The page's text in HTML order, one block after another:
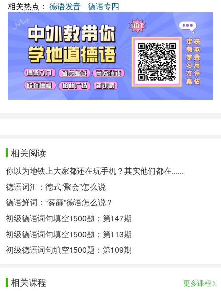
相关热点： 德语发音 德语专四
相关阅读
你以为地铁上大家都还在玩手机？其实他们都在......
德语词汇：德式“聚会”怎么说
德语鲜词：“雾霾”德语怎么说？
初级德语词句填空1500题：第147期
初级德语词句填空1500题：第113期
初级德语词句填空1500题：第109期
相关课程 更多课程